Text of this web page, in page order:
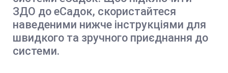
ЗДО до еСадок, скористайтеся
наведеними нижче інструкціями для
швидкого та зручного приєднання до
системи.